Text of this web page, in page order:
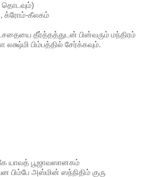
தொடவும்)
க்ரோம்-கீலகம்
தீர்த்தத்துடன் பின்வரும் மந்திரம்
லக்ஷ்மி பிம்பத்தில் சேர்க்கவும்.
யாவத் பூஜாவஸானகம்
பிம்பே அஸ்மின் ஸந்நிதிம் குரு